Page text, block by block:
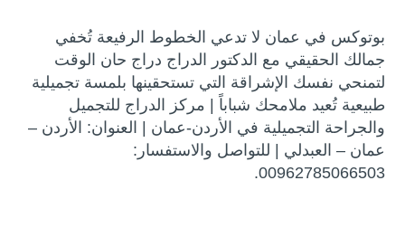
بوتوكس في عمان لا تدعي الخطوط الرفيعة تُخفي
جمالك الحقيقي مع الدكتور الدراج دراج حان الوقت
لتمنحي نفسك الإشراقة التي تستحقينها بلمسة تجميلية
طبيعية تُعيد ملامحك شباباً | مركز الدراج للتجميل
والجراحة التجميلية في الأردن-عمان | العنوان: الأردن –
عمان – العبدلي | للتواصل والاستفسار:
00962785066503.